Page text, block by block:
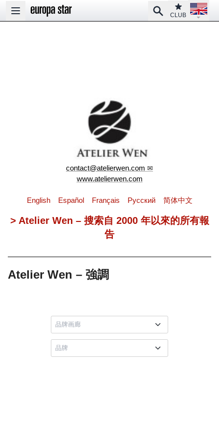
Open main menu
SearchClub
CLUB
Open
contact@atelierwen.com
www.atelierwen.com
English Español Français Pусский 简体中文
> Atelier Wen – 搜索自 2000 年以來的所有報
告
Atelier Wen – 強調